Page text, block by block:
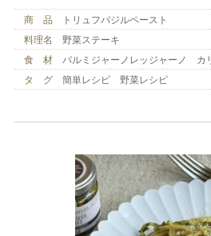
商 品
トリュフバジルペースト
料理名
野菜ステーキ
食 材
パルミジャーノレッジャーノ カ
タ グ
簡単レシピ 野菜レシピ